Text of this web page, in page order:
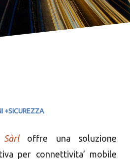
+SICUREZZA
Sàrloffre una soluzione
per connettivita’ mobile